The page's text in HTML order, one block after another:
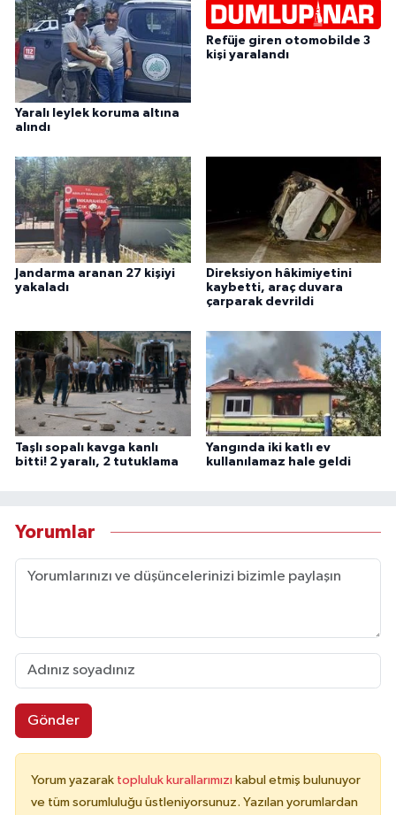
Yaralı leylek koruma altına
alındı
Refüje giren otomobilde 3
kişi yaralandı
Jandarma aranan 27 kişiyi
yakaladı
Direksiyon hâkimiyetini
kaybetti, araç duvara
çarparak devrildi
Taşlı sopalı kavga kanlı
bitti! 2 yaralı, 2 tutuklama
Yangında iki katlı ev
kullanılamaz hale geldi
Yorumlar
Gönder
Yorum yazarak topluluk kurallarımızı kabul etmiş bulunuyor
ve tüm sorumluluğu üstleniyorsunuz. Yazılan yorumlardan